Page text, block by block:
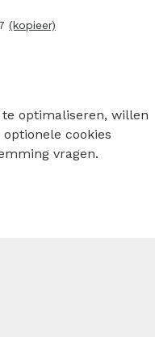
(kopieer)
optimaliseren, willen
cookies
vragen.